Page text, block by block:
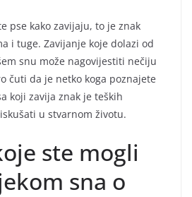
pse kako zavijaju, to je znak
i tuge. Zavijanje koje dolazi od
snu može nagovijestiti nečiju
čuti da je netko koga poznajete
koji zavija znak je teških
u stvarnom životu.
ste mogli
sna o